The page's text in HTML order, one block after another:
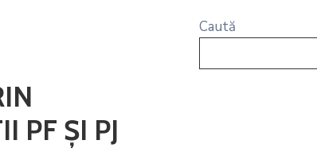
PF ȘI PJ
Caută